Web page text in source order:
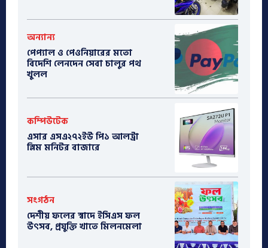
অন্যান্য
পেপ্যাল ও পেওনিয়ারের মতো
বিদেশি লেনদেন সেবা চালুর পথ
খুলল
কম্পিউটেক
এসার এসএ২৭২ইউ পি১ আলট্রা
স্লিম মনিটর বাজারে
সংগঠন
দেশীয় ফলের স্বাদে ইসিএস ফল
উৎসব, প্রযুক্তি খাতে মিলনমেলা